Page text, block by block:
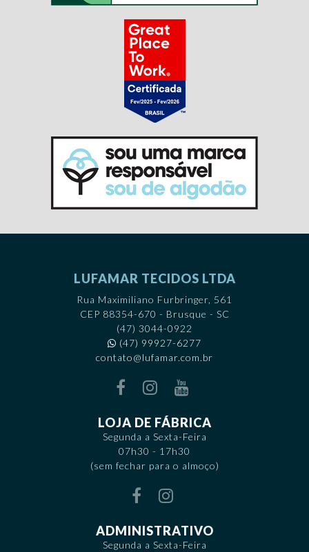
LUFAMAR TECIDOS LTDA
Rua Maximiliano Furbringer, 561
CEP 88354-670 - Brusque - SC
(47) 3044-0922
(47) 99927-6277
contato@lufamar.com.br
LOJA DE FÁBRICA
Segunda a Sexta-Feira
07h30 - 17h30
(sem fechar para o almoço)
ADMINISTRATIVO
Segunda a Sexta-Feira